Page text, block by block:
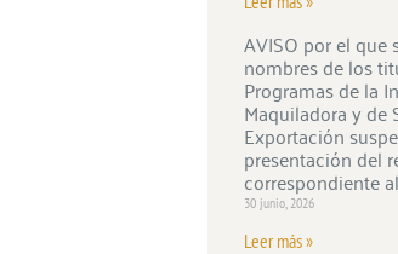
AVISO por el que
nombres de los
Programas de la
Maquiladora y de
Exportación
presentación del
correspondiente
30 junio, 2026
Leer más »